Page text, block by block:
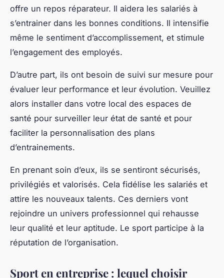
offre un repos réparateur. Il aidera les salariés à
s’entrainer dans les bonnes conditions. Il intensifie
même le sentiment d’accomplissement, et stimule
l’engagement des employés.
D’autre part, ils ont besoin de suivi sur mesure pour
évaluer leur performance et leur évolution. Veuillez
alors installer dans votre local des espaces de
santé pour surveiller leur état de santé et pour
faciliter la personnalisation des plans
d’entrainements.
En prenant soin d’eux, ils se sentiront sécurisés,
privilégiés et valorisés. Cela fidélise les salariés et
attire les nouveaux talents. Ces derniers vont
rejoindre un univers professionnel qui rehausse
leur qualité et leur aptitude. Le sport participe à la
réputation de l’organisation.
Sport en entreprise : lequel choisir